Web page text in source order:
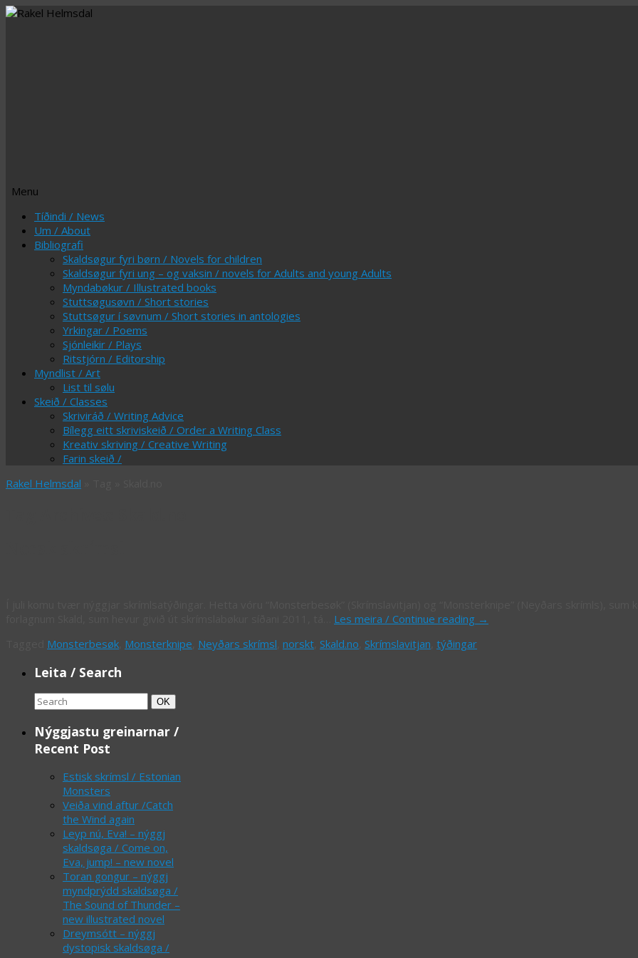
Menu
Skip
content
Tíðindi / News
Um / About
Bibliografi
Skaldsøgur fyri børn / Novels for children
Skaldsøgur fyri ung – og vaksin / novels for Adults and young Adults
Myndabøkur / Illustrated books
Stuttsøgusøvn / Short stories
Stuttsøgur í søvnum / Short stories in antologies
Yrkingar / Poems
Sjónleikir / Plays
Ritstjórn / Editorship
Myndlist / Art
List til sølu
Skeið / Classes
Skriviráð / Writing Advice
Bílegg eitt skriviskeið / Order a Writing Class
Kreativ skriving / Creative Writing
Farin skeið /
Rakel Helmsdal
Les meira / Continue reading →
Monsterbesøk Monsterknipe Neyðars skrímsl norskt Skald.no Skrímslavitjan týðingar
Leita / Search
Search
for:
Search
OK
Nýggjastu greinarnar /
Recent Post
Estisk skrímsl / Estonian
Monsters
Veiða vind aftur /Catch
the Wind again
Leyp nú, Eva! – nýggj
skaldsøga / Come on,
Eva, jump! – new novel
Toran gongur – nýggj
myndprýdd skaldsøga /
The Sound of Thunder –
new illustrated novel
Dreymsótt – nýggj
dystopisk skaldsøga /